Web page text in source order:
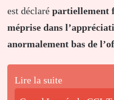
est déclaré partiellement
méprise dans
anormalement bas de
Lire la suite